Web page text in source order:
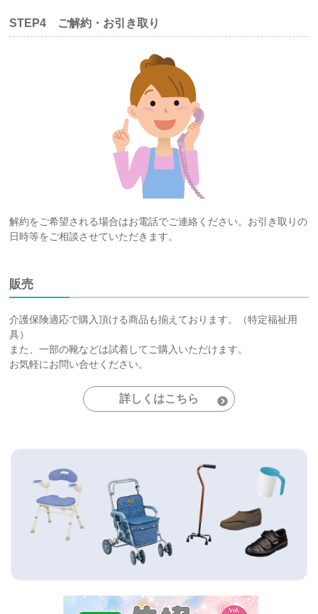
STEP4 ご解約・お引き取り
解約をご希望される場合はお電話でご連絡ください。お引き取りの
日時等をご相談させていただきます。
販売
介護保険適応で購入頂ける商品も揃えております。（特定福祉用
具）
また、一部の靴などは試着してご購入いただけます。
お気軽にお問い合せください。
詳しくはこちら